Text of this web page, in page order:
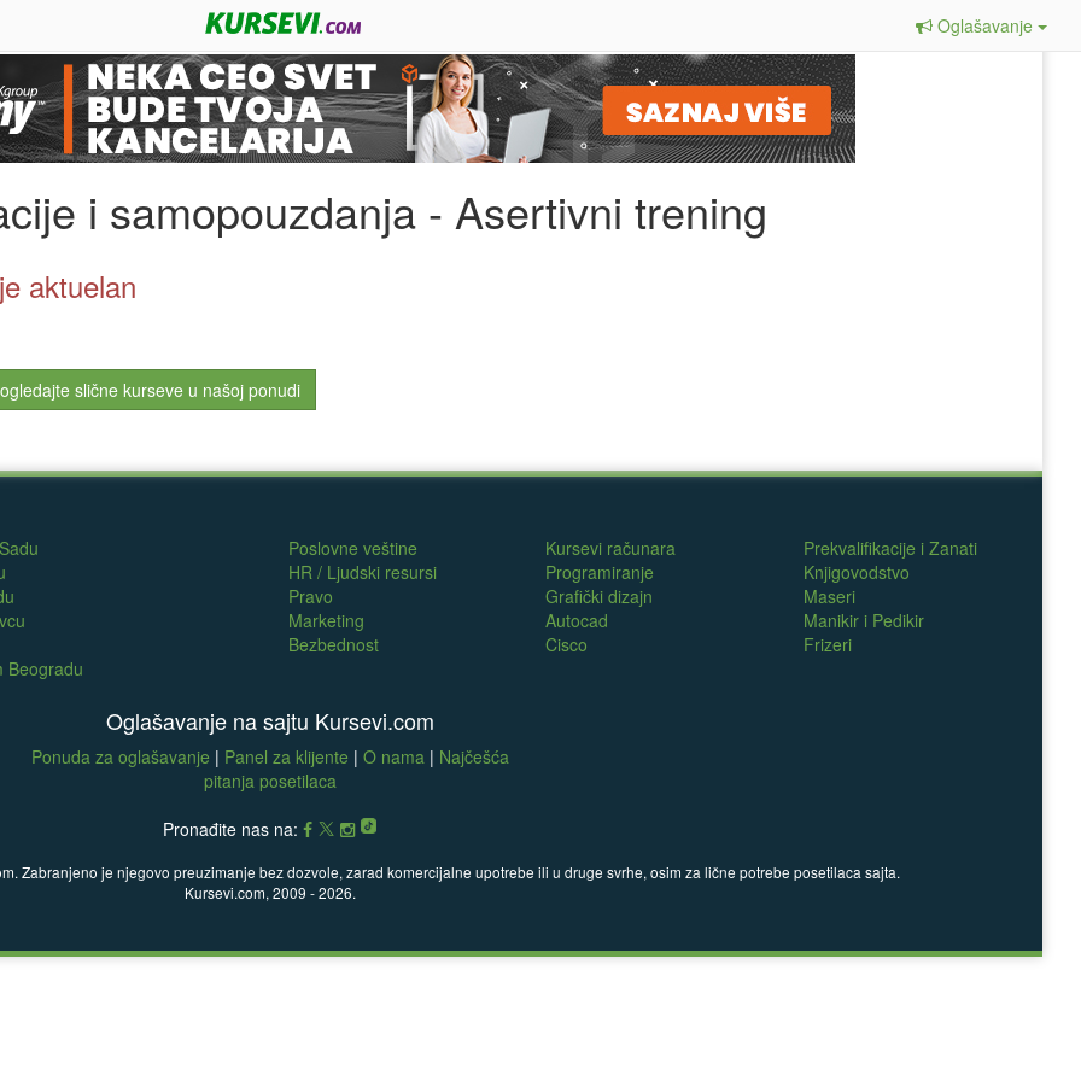
Oglašavanje
i samopouzdanja - Asertivni trening
aktuelan
slične kurseve u našoj ponudi
Beogradu
Poslovne veštine
HR / Ljudski resursi
Pravo
Marketing
Bezbednost
Kursevi računara
Programiranje
Grafički dizajn
Autocad
Cisco
Prekvalifikacije i Zanati
Knjigovodstvo
Maseri
Manikir i Pedikir
Frizeri
Oglašavanje na sajtu Kursevi.com
Ponuda za oglašavanje | Panel za klijente | O nama| Najčešća
pitanja posetilaca
Pronađite nas na:
Zabranjeno je njegovo preuzimanje bez dozvole, zarad komercijalne upotrebe ili u druge svrhe, osim za lične potrebe posetilaca sajta.
Kursevi.com, 2009 - 2026.